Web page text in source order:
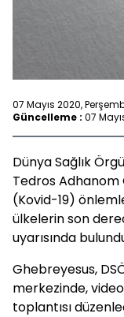
07 Mayıs 2020,
Güncelleme : 07
Dünya Sağlık
Tedros
(Kovid-19)
ülkelerin son
uyarısında
Ghebreyesus,
merkezinde,
toplantısı